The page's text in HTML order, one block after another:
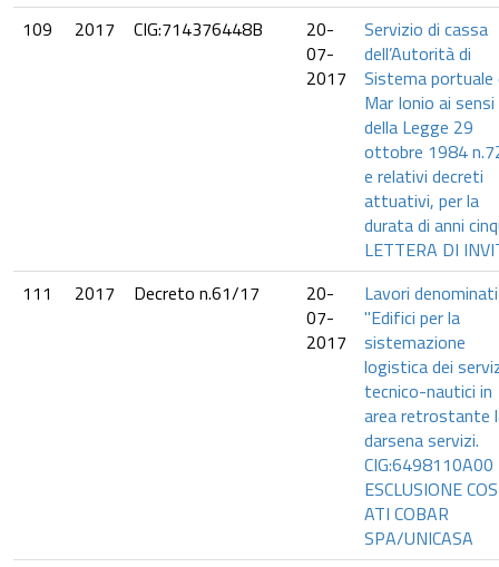
109
2017 CIG:714376448B
20-
07-
2017
Servizio di cassa
dell’Autorità di
Sistema portuale
Mar Ionio ai sensi
della Legge 29
ottobre 1984
e relativi decreti
attuativi, per la
durata di anni
LETTERA DI
111
2017 Decreto n.61/17
20-
07-
2017
Lavori denominati
"Edifici per la
sistemazione
logistica dei
tecnico-nautici in
area retrostante
darsena servizi.
ESCLUSIONE
ATI COBAR
SPA/UNICASA